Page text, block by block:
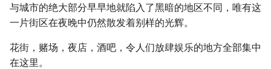
与城市的绝大部分早早地就陷入了黑暗的地区不同，唯有这
一片街区在夜晚中仍然散发着别样的光辉。
花街，赌场，夜店，酒吧，令人们放肆娱乐的地方全部集中
在这里。